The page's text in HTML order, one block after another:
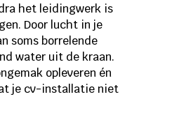
het leidingwerk is
Door lucht in je
soms borrelende
water uit de kraan.
opleveren én
je cv-installatie niet